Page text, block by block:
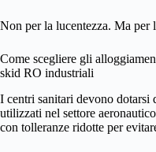
Non per la lucentezza. Ma per
Come scegliere gli
skid RO industriali
I centri sanitari devono
utilizzati nel settore
con tolleranze ridotte per